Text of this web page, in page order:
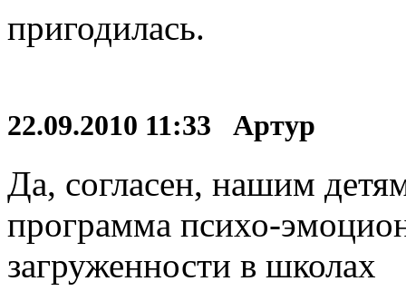
пригодилась.
22.09.2010 11:33 Артур
Да, согласен, нашим
программа психо-
загруженности в школах